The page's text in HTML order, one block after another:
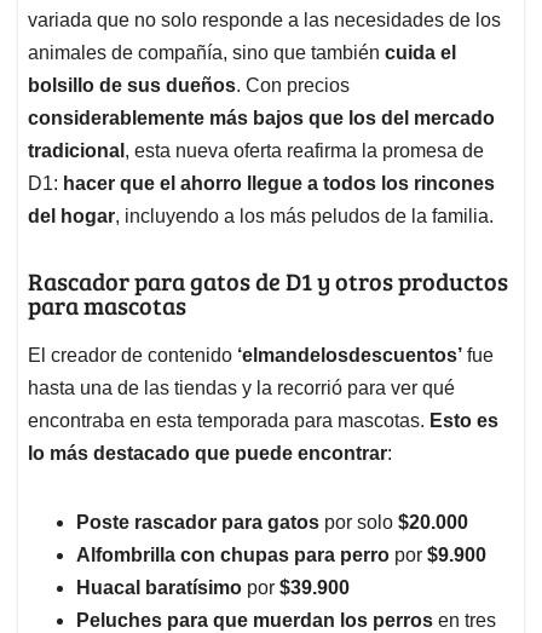
variada que no solo responde a las necesidades de los
animales de compañía, sino que también cuida el
bolsillo de sus dueños. Con precios
considerablemente más bajos que los del mercado
tradicional , esta nueva oferta reafirma la promesa de
D1: hacer que el ahorro llegue a todos los rincones
del hogar, incluyendo a los más peludos de la familia.
Rascador para gatos de D1 y otros productos
para mascotas
El creador de contenido ‘elmandelosdescuentos’ fue
hasta una de las tiendas y la recorrió para ver qué
encontraba en esta temporada para mascotas. Esto es
lo más destacado que puede encontrar:
Poste rascador para gatos por solo $20.000
Alfombrilla con chupas para perro por $9.900
Huacal baratísimo por $39.900
Peluches para que muerdan los perros en tres